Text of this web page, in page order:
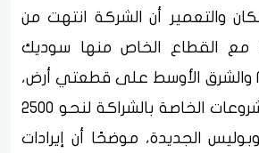
والتعمير أن الشركة انتهت من
مع القطاع الخاص منها سوديك
ومدينة مصر وMBG والشرق الأوسط على قطعتي أرض،
ليصل إجمالي المشروعات الخاصة بالشراكة لنحو 2500
الجديدة، موضحًا أن إيرادات